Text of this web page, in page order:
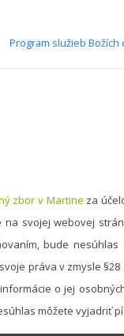
Program služieb Božích
zbor v Martine za
svojej webovej
bude
práva v zmysle
o jej
môžete vyjadriť